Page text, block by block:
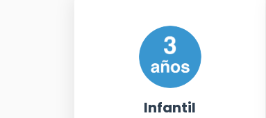
Infantil